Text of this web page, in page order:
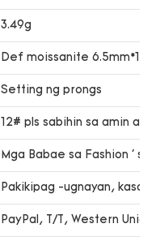
3.49g
Def moissanite 6.5mm*1pcs
Setting ng prongs
12# pls sabihin sa amin
Mga Babae sa Fashion ' s
Pakikipag -ugnayan,
PayPal, T/T, Western